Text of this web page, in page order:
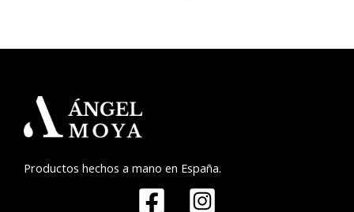
Productos hechos a mano en España.